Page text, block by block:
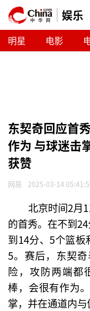
娱乐
明星 电影
东契奇回应首
作为 与球迷击
获赞
网易 2025-03-14
北京时间2月
的首秀。在不到
到14分、5个篮板
5。赛后，东契
险，攻防两端都
棒，会很有作为
掌，并在通道内与